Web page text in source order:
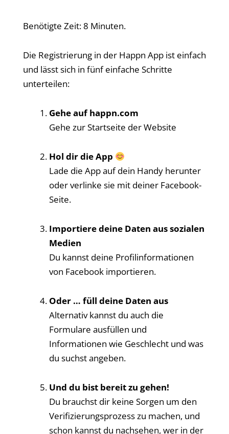
Benötigte Zeit:8 Minuten.
Die Registrierung in der Happn App ist einfach
und lässt sich in fünf einfache Schritte
unterteilen:
Gehe auf happn.com
Gehe zur Startseite der Website
Hol dir die App
Lade die App auf dein Handy herunter
oder verlinke sie mit deiner Facebook-
Seite.
Importiere deine Daten aus sozialen
Medien
Du kannst deine Profilinformationen
von Facebook importieren.
Oder … füll deine Daten aus
Alternativ kannst du auch die
Formulare ausfüllen und
Informationen wie Geschlecht und was
du suchst angeben.
Und du bist bereit zu gehen!
Du brauchst dir keine Sorgen um den
Verifizierungsprozess zu machen, und
schon kannst du nachsehen, wer in der